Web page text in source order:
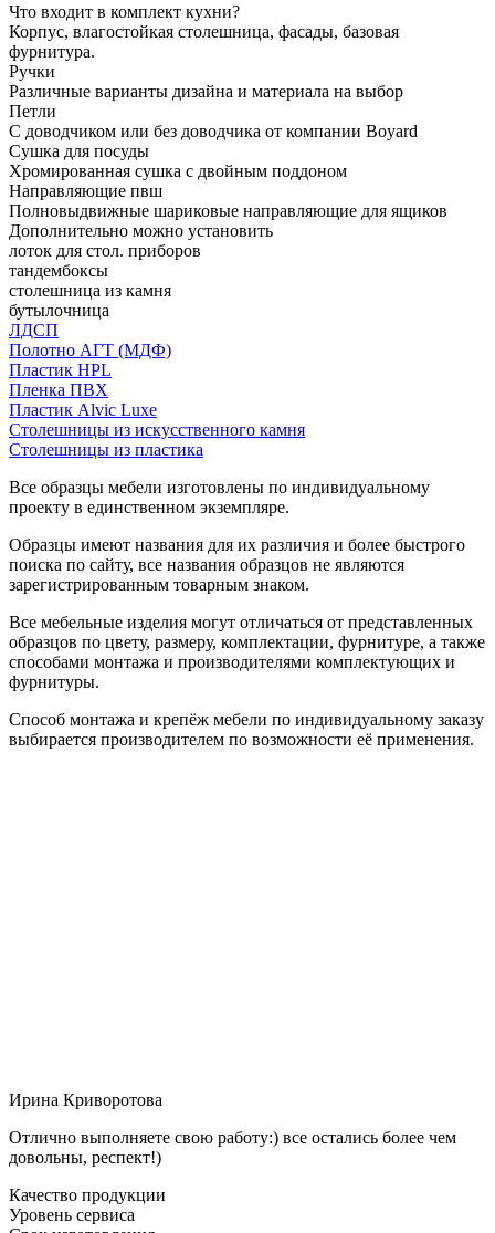
Что входит в комплект кухни?
Корпус, влагостойкая столешница, фасады, базовая
фурнитура.
Ручки
Различные варианты дизайна и материала на выбор
Петли
С доводчиком или без доводчика от компании Boyard
Сушка для посуды
Хромированная сушка с двойным поддоном
Направляющие пвш
Полновыдвижные шариковые направляющие для ящиков
Дополнительно можно установить
лоток для стол. приборов
тандембоксы
столешница из камня
бутылочница
ЛДСП
Полотно АГТ (МДФ)
Пластик HPL
Пленка ПВХ
Пластик Alvic Luxe
Столешницы из искусственного камня
Столешницы из пластика
Все образцы мебели изготовлены по индивидуальному
проекту в единственном экземпляре.
Образцы имеют названия для их различия и более быстрого
поиска по сайту, все названия образцов не являются
зарегистрированным товарным знаком.
Все мебельные изделия могут отличаться от представленных
образцов по цвету, размеру, комплектации, фурнитуре, а также
способами монтажа и производителями комплектующих и
фурнитуры.
Способ монтажа и крепёж мебели по индивидуальному заказу
выбирается производителем по возможности её применения.
Ирина Криворотова
Отлично выполняете свою работу:) все остались более чем
довольны, респект!)
Качество продукции
Уровень сервиса